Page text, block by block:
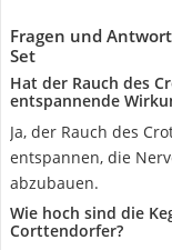
Fragen und
Set
Hat der Rauch des
entspannende
Ja, der Rauch des
entspannen, die
abzubauen.
Wie hoch sind die
Corttendorfer?